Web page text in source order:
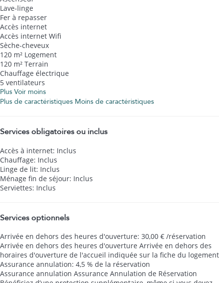
Lave-linge
Fer à repasser
Accès internet
Accès internet Wifi
Sèche-cheveux
120 m² Logement
120 m² Terrain
Chauffage électrique
5 ventilateurs
Plus Voir moins
Plus de caractéristiques Moins de caractéristiques
Services obligatoires ou inclus
Accès à internet: Inclus
Chauffage: Inclus
Linge de lit: Inclus
Ménage fin de séjour: Inclus
Serviettes: Inclus
Services optionnels
Arrivée en dehors des heures d'ouverture: 30,00 € /réservation
Arrivée en dehors des heures d'ouverture Arrivée en dehors des
horaires d'ouverture de l'accueil indiquée sur la fiche du logement
Assurance annulation: 4,5 % de la réservation
Assurance annulation Assurance Annulation de Réservation